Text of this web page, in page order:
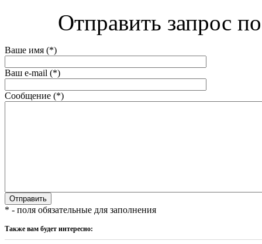
Отправить запрос
Ваше имя (*)
Ваш e-mail (*)
Сообщение (*)
* - поля обязательные для заполнения
Также вам будет интересно: